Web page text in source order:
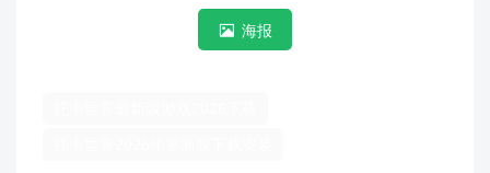
海报